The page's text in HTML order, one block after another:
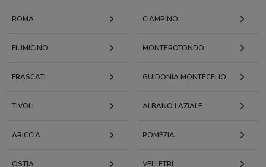
ROMA CIAMPINO
FIUMICINO MONTEROTONDO
FRASCATI GUIDONIA MONTECELIO
TIVOLI ALBANO LAZIALE
ARICCIA POMEZIA
OSTIA VELLETRI